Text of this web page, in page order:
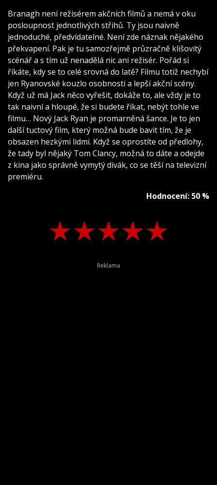
Branagh není režisérem akčních filmů a nemá v oku
posloupnost jednotlivých střihů. Ty jsou naivně
jednoduché, předvídatelné. Není zde náznak nějakého
překvapení. Pak je tu samozřejmě průzračně klišovitý
scénář a s tím už nenadělá nic ani režisér. Pořád si
říkáte, kdy se to celé srovná do latě? Filmu totiž nechybí
jen Ryanovské kouzlo osobnosti a lepší akční scény.
Když už má Jack něco vyřešit, dokáže to, ale vždy je to
tak naivní a hloupé, že si budete říkat, nebýt tohle ve
filmu… Nový Jack Ryan je promarněná šance. Je to jen
další tuctový film, který možná bude bavit tím, že je
obsazen hezkými lidmi. Když se oprostíte od předlohy,
že tady byl nějaký Tom Clancy, možná to dáte a odejde
z kina jako správně vymytý divák, co se těší na televizní
premiéru.
Hodnocení: 50 %
★★★★★